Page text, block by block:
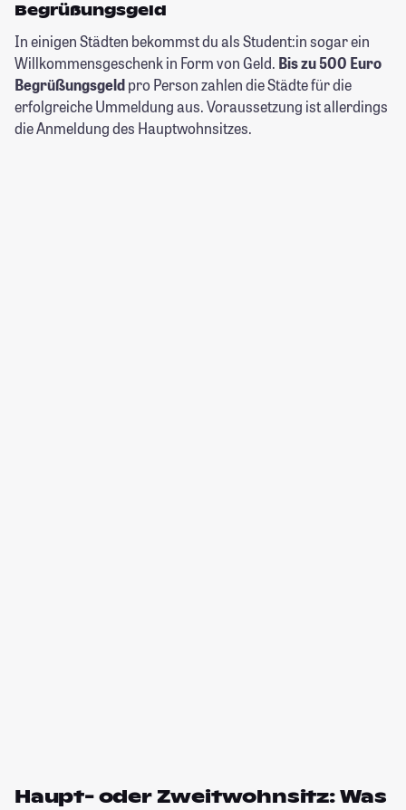
Begrüßungsgeld
In einigen Städten bekommst du als Student:in sogar ein
Willkommensgeschenk in Form von Geld. Bis zu 500 Euro
Begrüßungsgeldpro Person zahlen die Städte für die
erfolgreiche Ummeldung aus. Voraussetzung ist allerdings
die Anmeldung des Hauptwohnsitzes.
Haupt- oder Zweitwohnsitz: Was